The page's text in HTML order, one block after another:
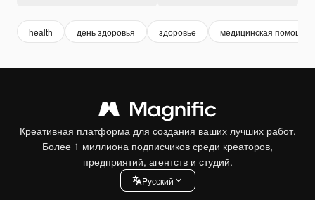
health день здоровья здоровье медицинская помощь
Креативная платформа для создания ваших лучших работ.
Более 1 миллиона подписчиков среди креаторов,
предприятий, агентств и студий.
Pусский